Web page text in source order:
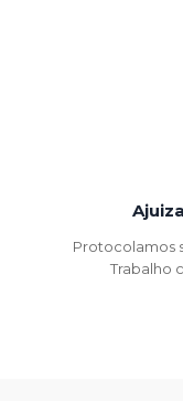
Protocolamos
Trabalho